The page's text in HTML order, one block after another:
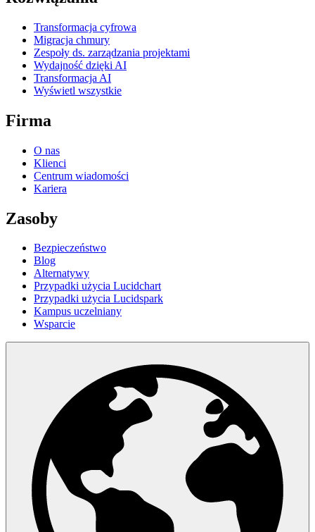
Transformacja cyfrowa
Migracja chmury
Zespoły ds. zarządzania projektami
Wydajność dzięki AI
Transformacja AI
Wyświetl wszystkie
Firma
O nas
Klienci
Centrum wiadomości
Kariera
Zasoby
Bezpieczeństwo
Blog
Alternatywy
Przypadki użycia Lucidchart
Przypadki użycia Lucidspark
Kampus uczelniany
Wsparcie